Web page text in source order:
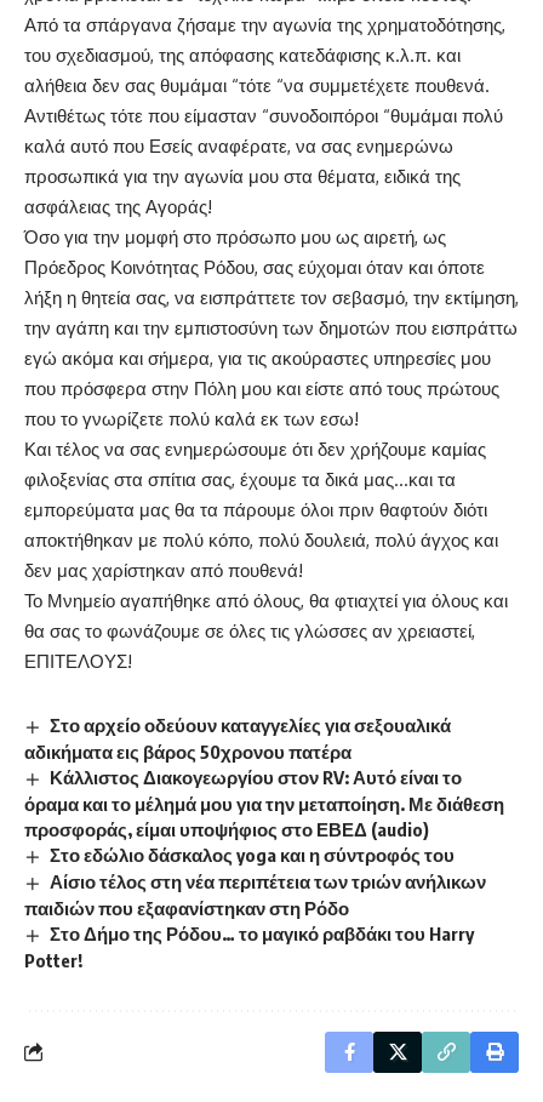
Από τα σπάργανα ζήσαμε την αγωνία της χρηματοδότησης,
του σχεδιασμού, της απόφασης κατεδάφισης κ.λ.π. και
αλήθεια δεν σας θυμάμαι “τότε “να συμμετέχετε πουθενά.
Αντιθέτως τότε που είμασταν “συνοδοιπόροι “θυμάμαι πολύ
καλά αυτό που Εσείς αναφέρατε, να σας ενημερώνω
προσωπικά για την αγωνία μου στα θέματα, ειδικά της
ασφάλειας της Αγοράς!
Όσο για την μομφή στο πρόσωπο μου ως αιρετή, ως
Πρόεδρος Κοινότητας Ρόδου, σας εύχομαι όταν και όποτε
λήξη η θητεία σας, να εισπράττετε τον σεβασμό, την εκτίμηση,
την αγάπη και την εμπιστοσύνη των δημοτών που εισπράττω
εγώ ακόμα και σήμερα, για τις ακούραστες υπηρεσίες μου
που πρόσφερα στην Πόλη μου και είστε από τους πρώτους
που το γνωρίζετε πολύ καλά εκ των εσω!
Και τέλος να σας ενημερώσουμε ότι δεν χρήζουμε καμίας
φιλοξενίας στα σπίτια σας, έχουμε τα δικά μας…και τα
εμπορεύματα μας θα τα πάρουμε όλοι πριν θαφτούν διότι
αποκτήθηκαν με πολύ κόπο, πολύ δουλειά, πολύ άγχος και
δεν μας χαρίστηκαν από πουθενά!
Το Μνημείο αγαπήθηκε από όλους, θα φτιαχτεί για όλους και
θα σας το φωνάζουμε σε όλες τις γλώσσες αν χρειαστεί,
ΕΠΙΤΕΛΟΥΣ!
Στο αρχείο οδεύουν καταγγελίες για σεξουαλικά
αδικήματα εις βάρος 50χρονου πατέρα
Κάλλιστος Διακογεωργίου στον RV: Αυτό είναι το
όραμα και το μέλημά μου για την μεταποίηση. Με διάθεση
προσφοράς, είμαι υποψήφιος στο ΕΒΕΔ (audio)
Στο εδώλιο δάσκαλος yoga και η σύντροφός του
Αίσιο τέλος στη νέα περιπέτεια των τριών ανήλικων
παιδιών που εξαφανίστηκαν στη Ρόδο
Στο Δήμο της Ρόδου… το μαγικό ραβδάκι του Harry
Potter!